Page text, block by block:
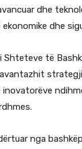
dhe
dhe
Shteteve të
nga